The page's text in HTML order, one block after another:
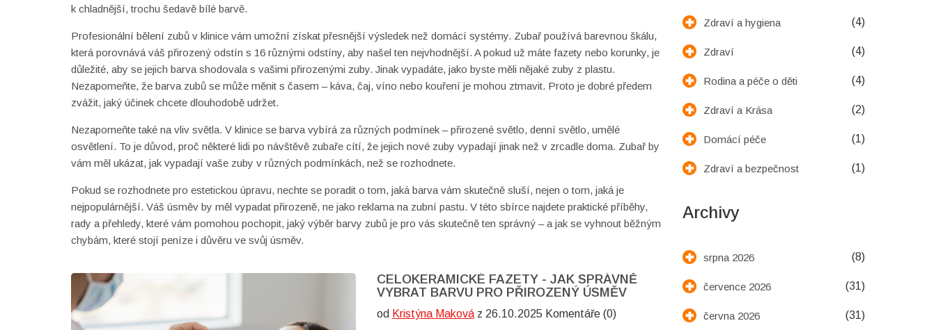
k chladnější, trochu šedavě bílé barvě.
Profesionální bělení zubů v klinice vám umožní získat přesnější výsledek než domácí systémy. Zubař používá barevnou škálu,
která porovnává váš přirozený odstín s 16 různými odstíny, aby našel ten nejvhodnější. A pokud už máte fazety nebo korunky, je
důležité, aby se jejich barva shodovala s vašimi přirozenými zuby. Jinak vypadáte, jako byste měli nějaké zuby z plastu.
Nezapomeňte, že barva zubů se může měnit s časem – káva, čaj, víno nebo kouření je mohou ztmavit. Proto je dobré předem
zvážit, jaký účinek chcete dlouhodobě udržet.
Nezapomeňte také na vliv světla. V klinice se barva vybírá za různých podmínek – přirozené světlo, denní světlo, umělé
osvětlení. To je důvod, proč některé lidi po návštěvě zubaře cítí, že jejich nové zuby vypadají jinak než v zrcadle doma. Zubař by
vám měl ukázat, jak vypadají vaše zuby v různých podmínkách, než se rozhodnete.
Pokud se rozhodnete pro estetickou úpravu, nechte se poradit o tom, jaká barva vám skutečně sluší, nejen o tom, jaká je
nejpopulárnější. Váš úsměv by měl vypadat přirozeně, ne jako reklama na zubní pastu. V této sbírce najdete praktické příběhy,
rady a přehledy, které vám pomohou pochopit, jaký výběr barvy zubů je pro vás skutečně ten správný – a jak se vyhnout běžným
chybám, které stojí peníze i důvěru ve svůj úsměv.
CELOKERAMICKÉ FAZETY - JAK SPRÁVNĚ
VYBRAT BARVU PRO PŘIROZENÝ ÚSMĚV
od Kristýna Makováz 26.10.2025 Komentáře (0)
Zdraví a hygiena (4)
Zdraví (4)
Rodina a péče o děti (4)
Zdraví a Krása (2)
Domácí péče (1)
Zdraví a bezpečnost (1)
Archivy
srpna 2026 (8)
července 2026 (31)
června 2026 (31)